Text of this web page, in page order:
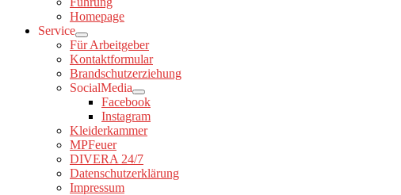
Homepage
Service
Für Arbeitgeber
Kontaktformular
Brandschutzerziehung
SocialMedia
Facebook
Instagram
Kleiderkammer
MPFeuer
DIVERA 24/7
Datenschutzerklärung
Impressum